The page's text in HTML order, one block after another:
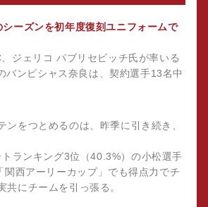
ーズンを初年度復刻ユニフォームで
ジェリコ パブリセビッチ氏が率いる
バンビシャス奈良は、契約選手13名中
ンをつとめるのは、昨季に引き続き、
ランキング3位（40.3%）の小松選手
関西アーリーカップ」でも得点力でチ
共にチームを引っ張る。